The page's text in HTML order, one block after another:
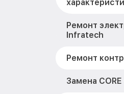
Ремонт
Infratech
Ремонт
Замена